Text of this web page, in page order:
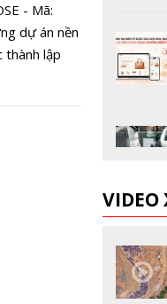
- Mã:
dự án nền
thành lập
VIDEO